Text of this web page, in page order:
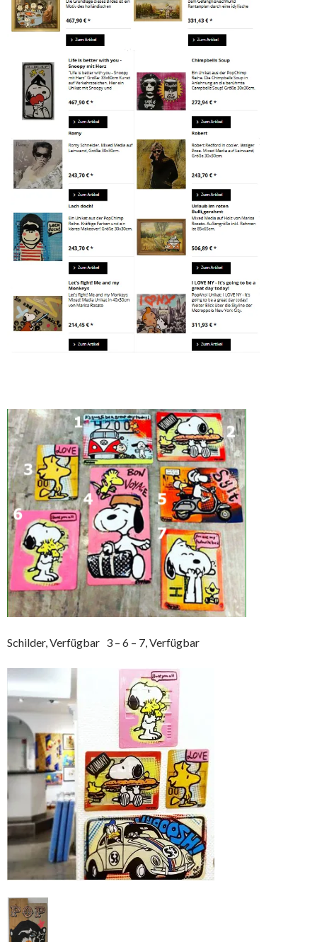
Schilder, Verfügbar 3 – 6 – 7, Verfügbar